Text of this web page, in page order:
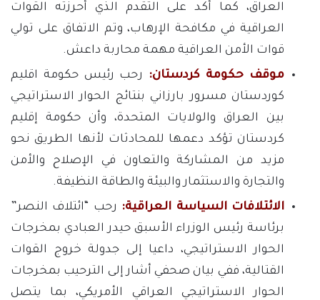
العراق، كما أكد على التقدم الذي أحرزته القوات
العراقية في مكافحة الإرهاب، وتم الاتفاق على تولي
قوات الأمن العراقية مهمة محاربة داعش.
موقف حكومة كردستان: رحب رئيس حكومة اقليم
كوردستان مسرور بارزاني بنتائج الحوار الاستراتيجي
بين العراق والولايات المتحدة، وأن حكومة إقليم
كردستان تؤكد دعمها للمحادثات لأنها الطريق نحو
مزيد من المشاركة والتعاون في الإصلاح والأمن
والتجارة والاستثمار والبيئة والطاقة النظيفة.
الائتلافات السياسة العراقية: رحب “ائتلاف النصر”
برئاسة رئيس الوزراء الأسبق حيدر العبادي بمخرجات
الحوار الاستراتيجي، داعيا إلى جدولة خروج القوات
القتالية، ففي بيان صحفي أشار إلى الترحيب بمخرجات
الحوار الاستراتيجي العراقي الأمريكي، بما يتصل